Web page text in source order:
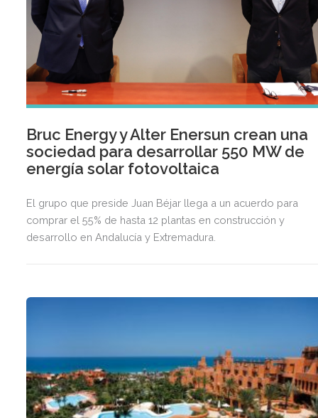
Bruc Energy y Alter Enersun crean una
sociedad para desarrollar 550 MW de
energía solar fotovoltaica
El grupo que preside Juan Béjar llega a un acuerdo para
comprar el 55% de hasta 12 plantas en construcción y
desarrollo en Andalucía y Extremadura.